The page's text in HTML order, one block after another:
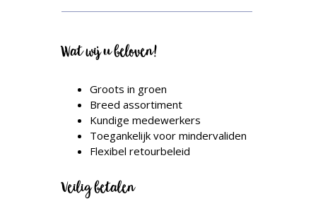
Wat wij u beloven!
Groots in groen
Breed assortiment
Kundige medewerkers
Toegankelijk voor mindervaliden
Flexibel retourbeleid
Veilig betalen